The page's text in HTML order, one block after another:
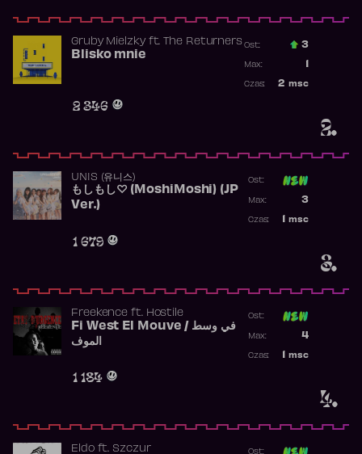
2.
Gruby Mielzkyft. The Returners
Blisko mnie
2 346
Ost.: 3
Max:
2 msc
Czas:
3.
UNIS (유니스)
もしもし♡ (MoshiMoshi) (JP
Ver.)
1 679
Ost:
3
Max:
msc
Czas:
4.
Freekence ft. Hostile
Fi West El Mouve / في وسط
الموف
1 184
Ost:
4
Max:
msc
Czas:
Eldoft. Szczur Ost: